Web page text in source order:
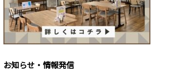
お知らせ・情報発信